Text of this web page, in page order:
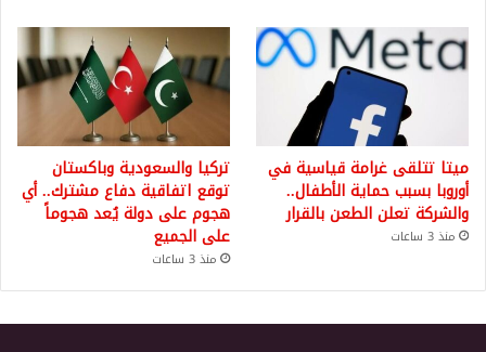
ميتا تتلقى غرامة قياسية في
أوروبا بسبب حماية الأطفال..
والشركة تعلن الطعن بالقرار
منذ 3 ساعات
تركيا والسعودية وباكستان
توقع اتفاقية دفاع مشترك.. أي
هجوم على دولة يُعد هجوماً
على الجميع
منذ 3 ساعات